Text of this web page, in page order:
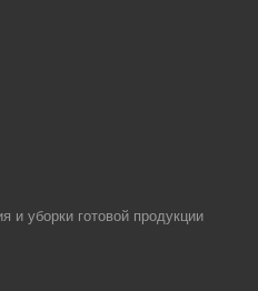
уборки готовой продукции